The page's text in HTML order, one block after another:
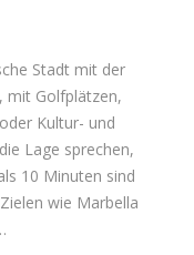
Stadt mit der
mit Golfplätzen,
Kultur- und
Lage sprechen,
10 Minuten sind
wie Marbella